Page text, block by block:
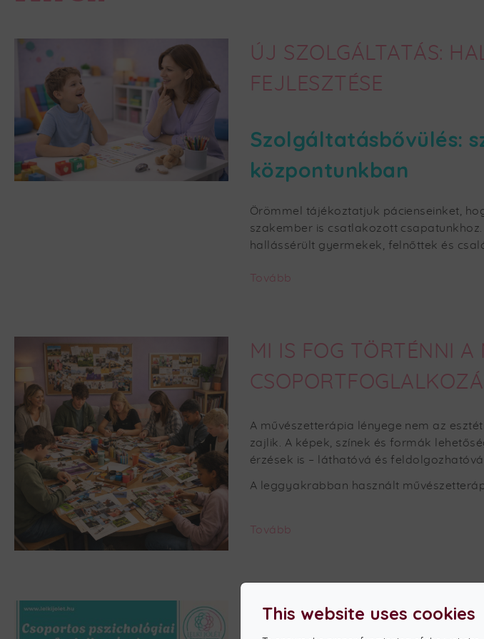
ÚJ SZOLGÁLTATÁS:
FEJLESZTÉSE
Szolgáltatásbővülés:
központunkban
Örömmel tájékoztatjuk pácienseinket,
szakember is csatlakozott
hallássérült gyermekek, felnőttek és
Tovább
MI IS FOG TÖRTÉNNI A
A művészetterápia lényege nem az
zajlik. A képek, színek és formák
érzések is – láthatóvá és
A leggyakrabban használt
Tovább
2026. FEBRUÁR
This website uses cookies